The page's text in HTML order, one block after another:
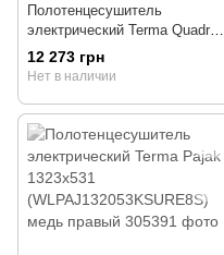
Полотенцесушитель
электрический Terma Quadrus
Slim 1185x450
(WLQUS118045/9005/ONE)
12 273 грн
Нет в наличии